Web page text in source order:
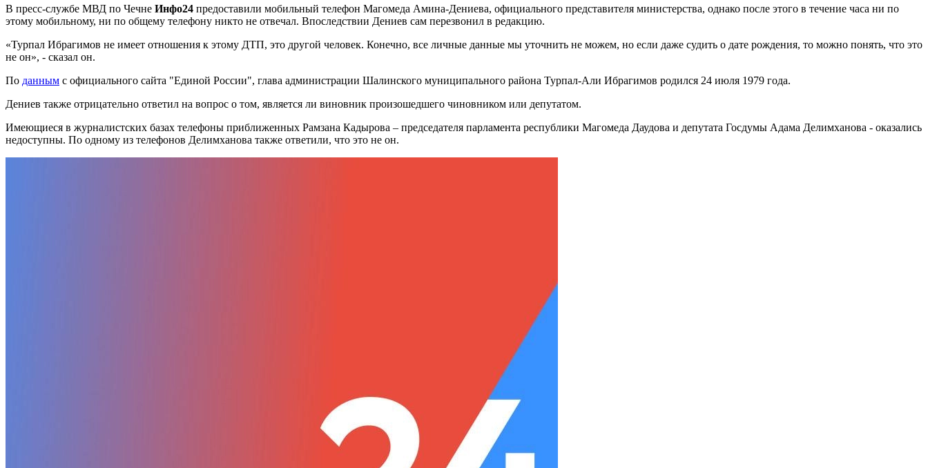
В пресс-службе МВД по Чечне Инфо24 предоставили мобильный телефон Магомеда Амина-Дениева, официального представителя министерства, однако после этого в течение часа ни по
этому мобильному, ни по общему телефону никто не отвечал. Впоследствии Дениев сам перезвонил в редакцию.
«Турпал Ибрагимов не имеет отношения к этому ДТП, это другой человек. Конечно, все личные данные мы уточнить не можем, но если даже судить о дате рождения, то можно понять, что это
не он», - сказал он.
По данным с официального сайта "Единой России", глава администрации Шалинского муниципального района Турпал-Али Ибрагимов родился 24 июля 1979 года.
Дениев также отрицательно ответил на вопрос о том, является ли виновник произошедшего чиновником или депутатом.
Имеющиеся в журналистских базах телефоны приближенных Рамзана Кадырова – председателя парламента республики Магомеда Даудова и депутата Госдумы Адама Делимханова - оказались
недоступны. По одному из телефонов Делимханова также ответили, что это не он.